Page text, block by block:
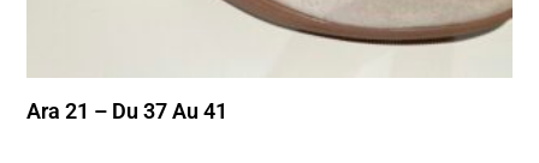
Ara 21 – Du 37 Au 41